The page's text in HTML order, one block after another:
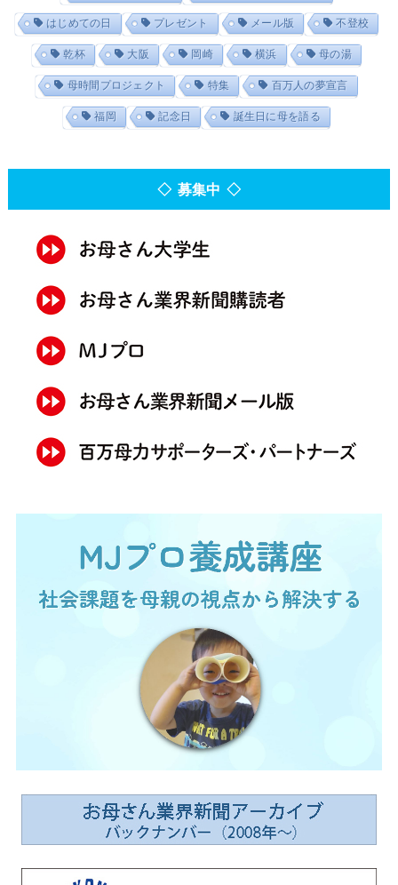
はじめての日 プレゼント メール版 不登校
乾杯 大阪 岡崎 横浜 母の湯
母時間プロジェクト 特集 百万人の夢宣言
福岡 記念日 誕生日に母を語る
◇ 募集中 ◇